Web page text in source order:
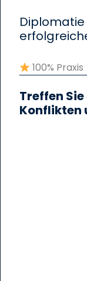
100% Praxis
Treffen
Konflikten